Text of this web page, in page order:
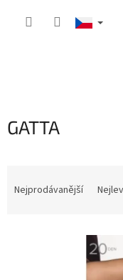
GATTA
Nejprodávanější